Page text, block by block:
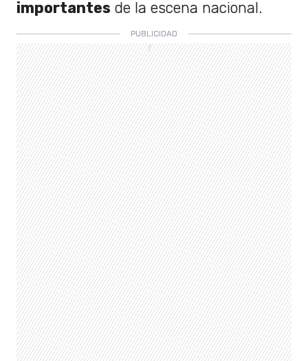
importantes de la escena nacional.